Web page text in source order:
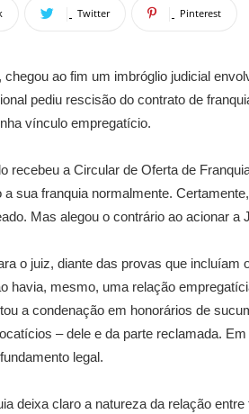
Twitter Pinterest
chegou ao fim um imbróglio judicial
pediu rescisão do contrato de
vínculo empregatício.
recebeu a Circular de Oferta de
a sua franquia normalmente.
Mas alegou o contrário ao acionar a
o juiz, diante das provas que
havia, mesmo, uma relação
a condenação em honorários de
– dele e da parte reclamada.
legal.
deixa claro a natureza da relação